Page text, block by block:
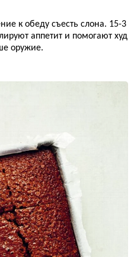
к обеду съесть слона. 15-3
аппетит и помогают худ
оружие.